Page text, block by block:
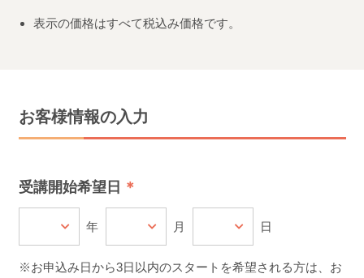
表示の価格はすべて税込み価格です。
お客様情報の入力
受講開始希望日
年 月 日
※お申込み日から3日以内のスタートを希望される方は、お